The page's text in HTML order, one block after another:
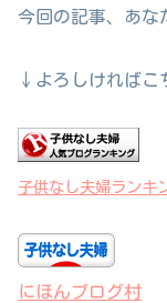
今回の記事、あな
↓よろしければ
子供なし夫婦ランキ
にほんブログ村